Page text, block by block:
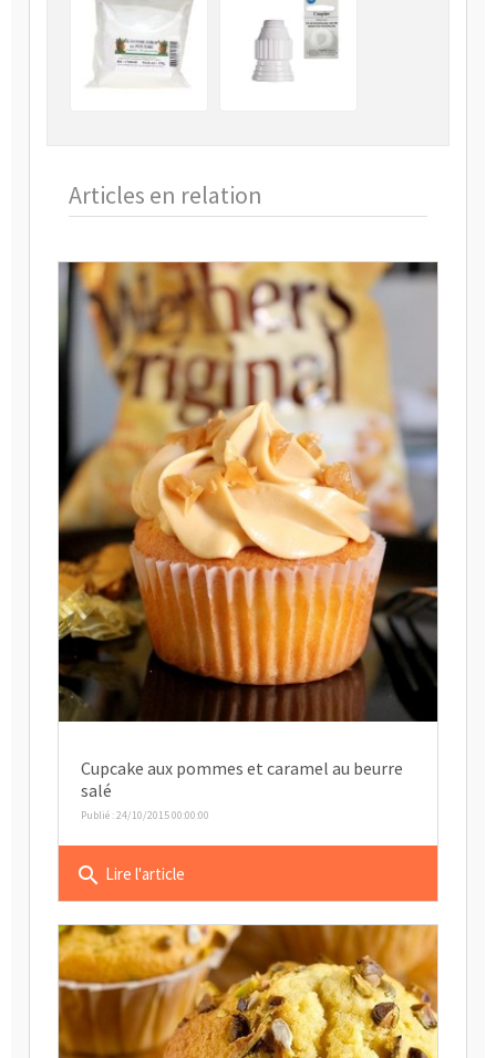
Articles en relation
Cupcake aux pommes et caramel au beurre
salé
Publié : 24/10/2015 00:00:00
search Lire l'article